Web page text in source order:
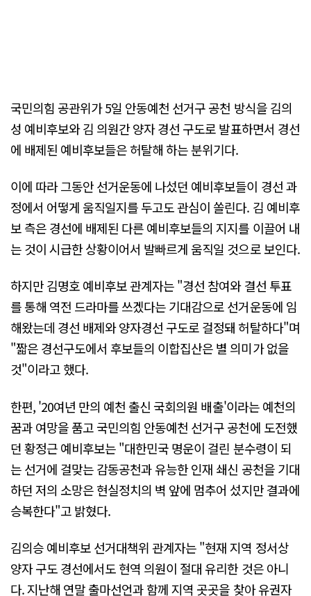
국민의힘 공관위가 5일 안동예천 선거구 공천 방식을 김의
성 예비후보와 김 의원간 양자 경선 구도로 발표하면서 경선
에 배제된 예비후보들은 허탈해 하는 분위기다.
이에 따라 그동안 선거운동에 나섰던 예비후보들이 경선 과
정에서 어떻게 움직일지를 두고도 관심이 쏠린다. 김 예비후
보 측은 경선에 배제된 다른 예비후보들의 지지를 이끌어 내
는 것이 시급한 상황이어서 발빠르게 움직일 것으로 보인다.
하지만 김명호 예비후보 관계자는 "경선 참여와 결선 투표
를 통해 역전 드라마를 쓰겠다는 기대감으로 선거운동에 임
해왔는데 경선 배제와 양자경선 구도로 걸정돼 허탈하다"며
"짧은 경선구도에서 후보들의 이합집산은 별 의미가 없을
것"이라고 했다.
한편, '20여년 만의 예천 출신 국회의원 배출'이라는 예천의
꿈과 여망을 품고 국민의힘 안동예천 선거구 공천에 도전했
던 황정근 예비후보는 "대한민국 명운이 걸린 분수령이 되
는 선거에 걸맞는 감동공천과 유능한 인재 쇄신 공천을 기대
하던 저의 소망은 현실정치의 벽 앞에 멈추어 섰지만 결과에
승복한다"고 밝혔다.
김의승 예비후보 선거대책위 관계자는 "현재 지역 정서상
양자 구도 경선에서도 현역 의원이 절대 유리한 것은 아니
다. 지난해 연말 출마선언과 함께 지역 곳곳을 찾아 유권자